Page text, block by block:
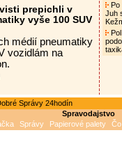
prepichli v
vyše 100 SUV
médií pneumatiky
vozidlám na
Po
Juh
Správy 24hodín
Spravodajstvo
Správy Papierové palety